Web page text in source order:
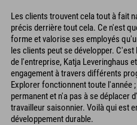
Les clients trouvent cela tout à fait
précis derrière tout cela. Ce n'est
forme et valorise ses employés
les clients peut se développer.
de l'entreprise, Katja Leveringhaus
engagement à travers différents
Explorer fonctionnent toute l'année
permanent et n'a pas à se déplacer
travailleur saisonnier. Voilà qui est
développement durable.